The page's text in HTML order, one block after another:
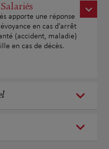
apporte une réponse
en cas d'arrêt
(accident, maladie)
en cas de décès.